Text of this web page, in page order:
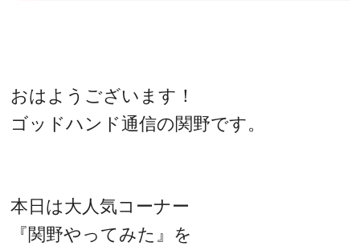
おはようございます！
ゴッドハンド通信の関野です。
本日は大人気コーナー
『関野やってみた』を